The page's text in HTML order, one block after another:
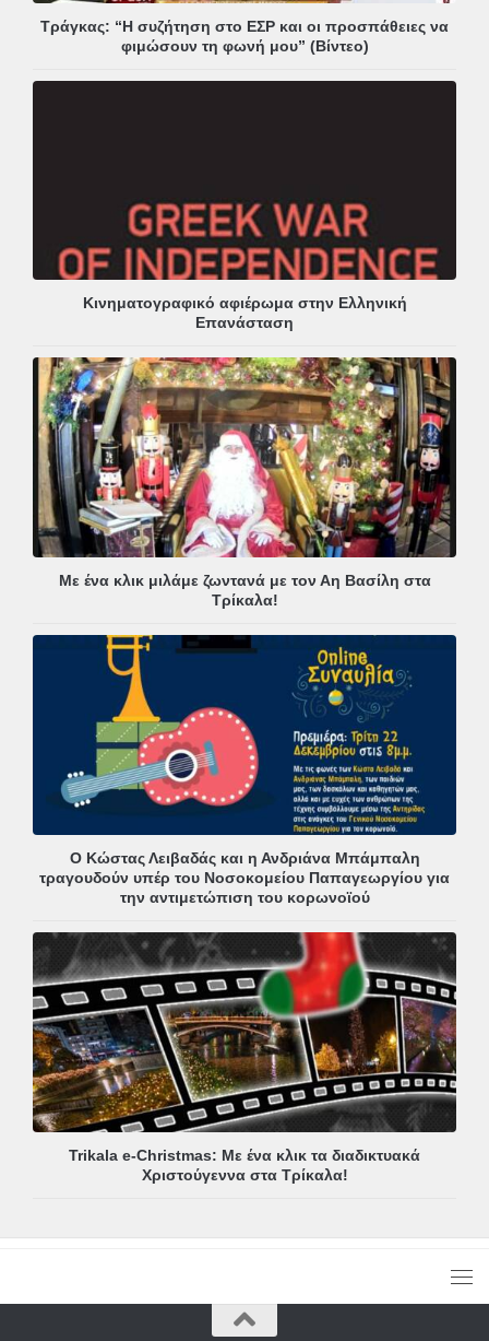
Τράγκας: “Η συζήτηση στο ΕΣΡ και οι προσπάθειες να
φιμώσουν τη φωνή μου” (Βίντεο)
Κινηματογραφικό αφιέρωμα στην Ελληνική
Επανάσταση
Με ένα κλικ μιλάμε ζωντανά με τον Αη Βασίλη στα
Τρίκαλα!
Ο Κώστας Λειβαδάς και η Ανδριάνα Μπάμπαλη
τραγουδούν υπέρ του Νοσοκομείου Παπαγεωργίου για
την αντιμετώπιση του κορωνοϊού
Trikala e-Christmas: Με ένα κλικ τα διαδικτυακά
Χριστούγεννα στα Τρίκαλα!